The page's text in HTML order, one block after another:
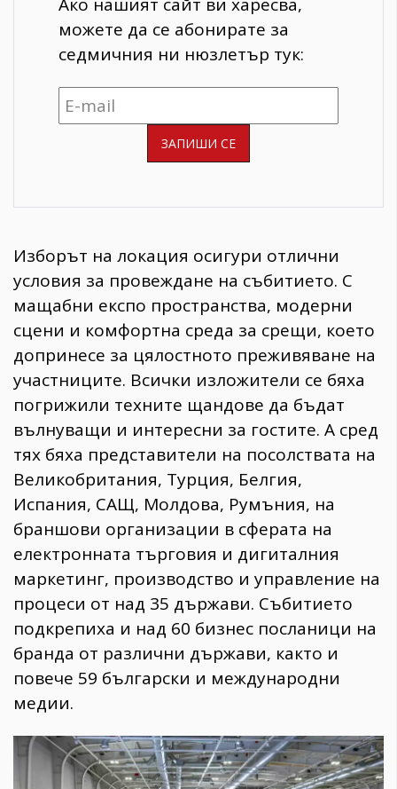
можете да се абонирате за
седмичния ни нюзлетър тук:
Изборът на локация осигури отлични
условия за провеждане на събитието. С
мащабни експо пространства, модерни
сцени и комфортна среда за срещи, което
допринесе за цялостното преживяване на
участниците. Всички изложители се бяха
погрижили техните щандове да бъдат
вълнуващи и интересни за гостите. А сред
тях бяха представители на посолствата на
Великобритания, Турция, Белгия,
Испания, САЩ, Молдова, Румъния, на
браншови организации в сферата на
електронната търговия и дигиталния
маркетинг, производство и управление на
процеси от над 35 държави. Събитието
подкрепиха и над 60 бизнес посланици на
бранда от различни държави, както и
повече 59 български и международни
медии.